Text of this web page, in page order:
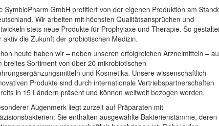
SymbioPharm GmbH profitiert von der eigenen Produktion am
Wir arbeiten mit höchsten Qualitätsansprüchen und
stets neue Produkte für Prophylaxe und Therapie. So
aktiv die Zukunft der probiotischen Medizin.
heute haben wir – neben unseren erfolgreichen Arzneimitteln –
breites Sortiment von über 20 mikrobiotischen
und Kosmetika. Unsere wissenschaftlich
Produkte sind durch internationale Vertriebspartnerschaften
in 15 Ländern präsent und können weltweit bezogen werden.
Augenmerk liegt zurzeit auf Präparaten mit
Sie enthalten ausgewählte Bakterienstämme, deren